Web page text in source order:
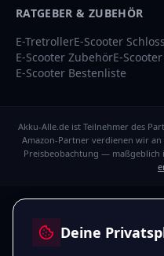
RATGEBER & ZUBEHÖR
E-TretrollerE-Scooter Schloss
E-Scooter ZubehörE-
E-Scooter Bestenliste
Akku-Alle.de ist Teilnehmer des
Amazon-Partner verdienen wir
Preisbeobachtung — maßgeblich
Deine